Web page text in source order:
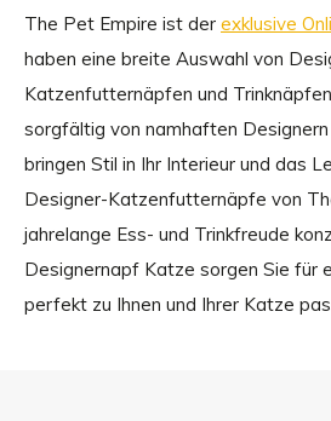
The Pet Empire ist der exklusive
haben eine breite Auswahl von
Katzenfutternäpfen und
sorgfältig von namhaften
bringen Stil in Ihr Interieur und das
Designer-Katzenfutternäpfe von
jahrelange Ess- und Trinkfreude
Designernapf Katze sorgen Sie für
perfekt zu Ihnen und Ihrer Katze